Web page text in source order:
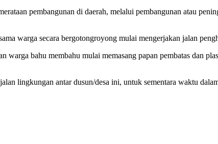
pembangunan di daerah, melalui pembangunan atau
warga secara bergotongroyong mulai mengerjakan jalan
warga bahu membahu mulai memasang papan pembatas dan
lingkungan antar dusun/desa ini, untuk sementara waktu